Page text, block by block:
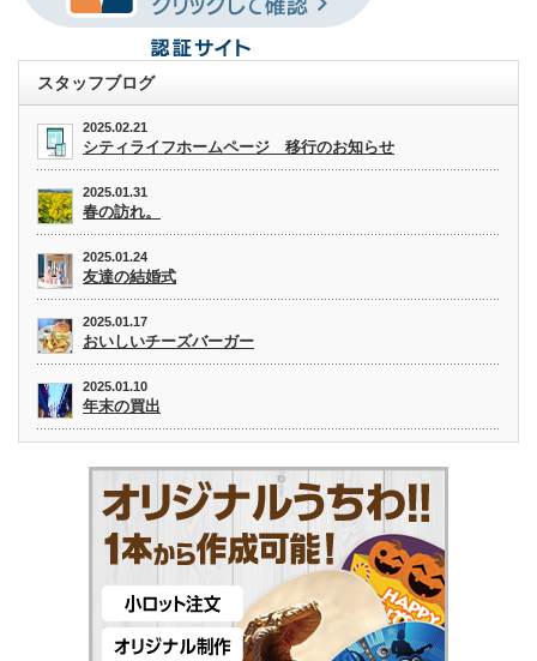
スタッフブログ
2025.02.21
シティライフホームページ 移行のお知らせ
2025.01.31
春の訪れ。
2025.01.24
友達の結婚式
2025.01.17
おいしいチーズバーガー
2025.01.10
年末の買出